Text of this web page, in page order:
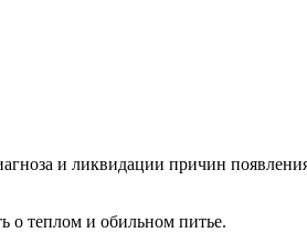
и ликвидации причин
о теплом и обильном питье.